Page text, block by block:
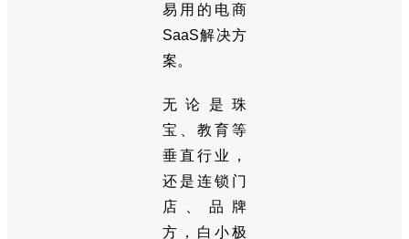
易用的电商
SaaS解决方
案。
无论是珠
宝、教育等
垂直行业，
还是连锁门
店、品牌
方，白小极